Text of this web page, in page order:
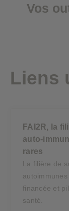
Vos
Liens
FAI2R, la
auto-
rares
La filière de
financée et
santé.